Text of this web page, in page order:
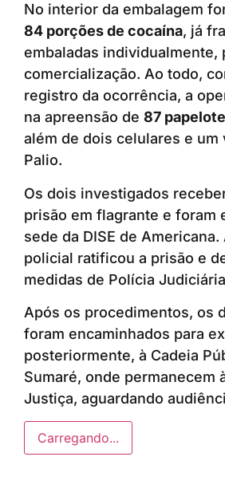
No interior da embalagem
84 porções de cocaína, já
embaladas individualmente,
comercialização. Ao todo,
registro da ocorrência, a
na apreensão de 87
além de dois celulares e um
Palio.
Os dois investigados
prisão em flagrante e foram
sede da DISE de
policial ratificou a prisão e
medidas de Polícia
Após os procedimentos, os
foram encaminhados para
posteriormente, à Cadeia
Sumaré, onde permanecem
Justiça, aguardando
Carregando...